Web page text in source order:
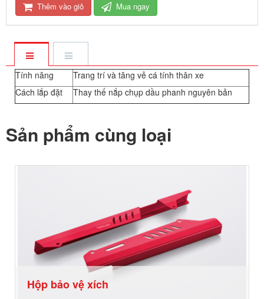
Thêm vào giỏ Mua ngay
Tính năng
Trang trí và tăng vẻ cá tính thân xe
Cách lắp đặt
Thay thế nắp chụp dầu phanh nguyên bản
Sản phẩm cùng loại
Hộp bảo vệ xích